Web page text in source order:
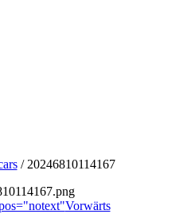
/ 20246810114167
Vorwärts